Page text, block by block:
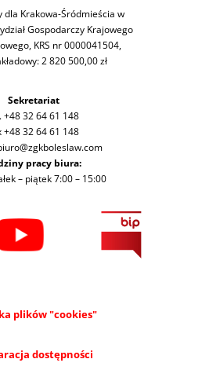
dla Krakowa-Śródmieścia w
Gospodarczy Krajowego
KRS nr 0000041504,
2 820 500,00 zł
Sekretariat
+48 32 64 61 148
+48 32 64 61 148
pracy biura:
– piątek 7:00 – 15:00
plików "cookies"
dostępności